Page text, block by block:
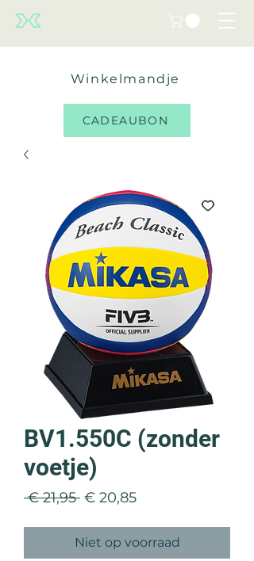
Winkelmandje
CADEAUBON
BV1.550C (zonder
voetje)
€ 21,95 Normale
€ 20,85Verkoopprijs
Niet op voorraad